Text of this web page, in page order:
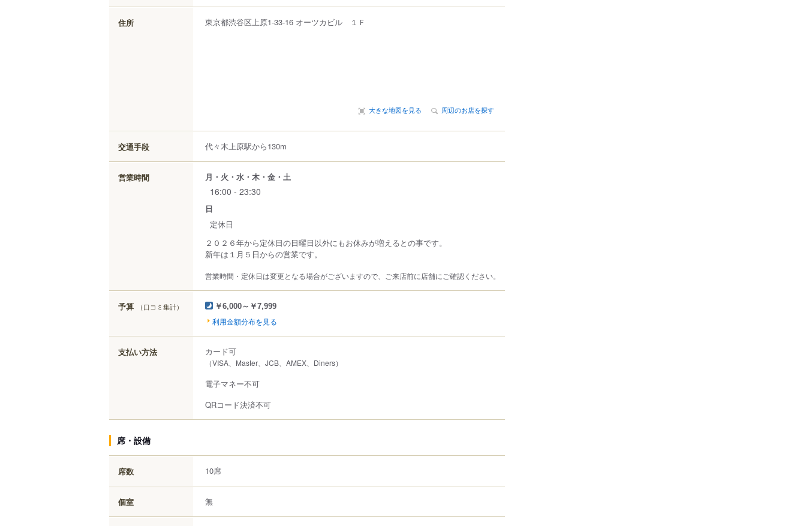
住所 東京都渋谷区 上原1-33-16 オーツカビル １Ｆ
大きな地図を見る 周辺のお店を探す
交通手段 代々木上原駅から130m
営業時間 月・火・水・木・金・土
16:00 - 23:30
日
定休日
２０２６年から定休日の日曜日以外にもお休みが増えるとの事です。
新年は１月５日からの営業です。
営業時間・定休日は変更となる場合がございますので、ご来店前に店舗にご確認ください。
予算 （口コミ集計） ￥6,000～￥7,999
利用金額分布を見る
支払い方法 カード可
（VISA、Master、JCB、AMEX、Diners）
電子マネー不可
QRコード決済不可
席・設備
席数 10席
個室 無